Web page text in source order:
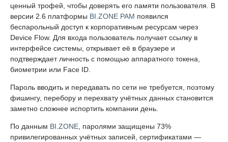
ценный трофей, чтобы доверять его памяти пользователя. В
версии 2.6 платформы BI.ZONE PAM появился
беспарольный доступ к корпоративным ресурсам через
Device Flow. Для входа пользователь получает ссылку в
интерфейсе системы, открывает её в браузере и
подтверждает личность с помощью аппаратного токена,
биометрии или Face ID.
Пароль вводить и передавать по сети не требуется, поэтому
фишингу, перебору и перехвату учётных данных становится
заметно сложнее испортить компании день.
По данным BI.ZONE, паролями защищены 73%
привилегированных учётных записей, сертификатами —